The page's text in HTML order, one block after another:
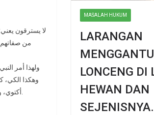
لا يسترقون
من صفاتهم
ولهذا أمر
وهكذا الكي،
أكتوي، وقال: وأنا أنهى أمتي عن الكي[1]، فالكي آخر الطب، إذا تيسر الطب الآخر فهو أولى، وإذا دعت الحاجة إليه فلا بأس[2].
MASALAH HUKUM
LARANGAN
LONCENG DI
HEWAN DAN
SEJENISNYA.